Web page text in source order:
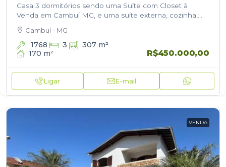
Casa 3 dormitórios sendo uma Suíte com Closet à
Venda em Cambuí MG, e uma suíte externa, cozinha,
piscina,…
Cambuí - MG
1768 3 307 m²
170 m² R$450.000,00
Ligar E-mail
VENDA